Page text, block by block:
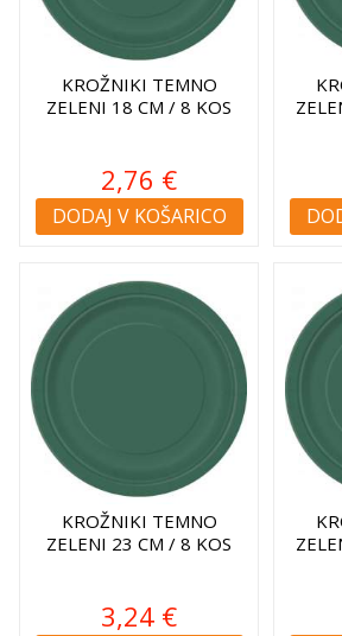
KROŽNIKI TEMNO
ZELENI 18 CM / 8 KOS
2,76 €
DODAJ V KOŠARICO
KROŽNIKI TEMNO
ZELENI 23 CM / 8 KOS
3,24 €